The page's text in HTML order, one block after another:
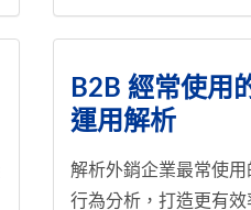
B2B 經常使用
運用解析
解析外銷企業最常使用
行為分析，打造更有效